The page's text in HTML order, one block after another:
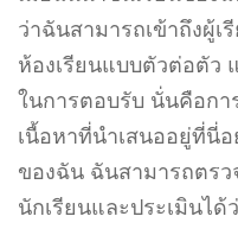
ว่าฉันสามารถเข้าถึงผู้
ห้องเรียนแบบตัวต่อตัว
ในการตอบรับ นั่นคือกา
เนื้อหาที่นำเสนออยู่ที่นี่
ของฉัน ฉันสามารถตร
นักเรียนและประเมินไ